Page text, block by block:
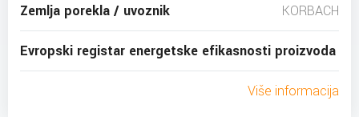
Zemlja porekla / uvoznik KORBACH
Evropski registar energetske efikasnosti proizvoda
Više informacija